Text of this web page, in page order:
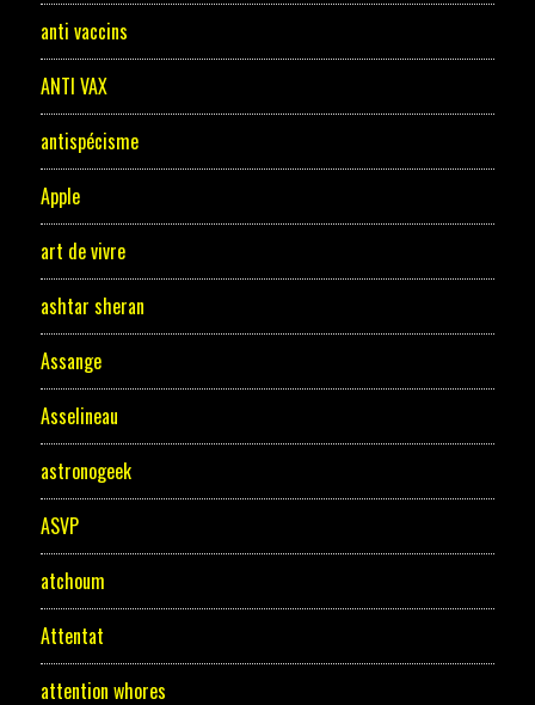
anti vaccins
ANTI VAX
antispécisme
Apple
art de vivre
ashtar sheran
Assange
Asselineau
astronogeek
ASVP
atchoum
Attentat
attention whores